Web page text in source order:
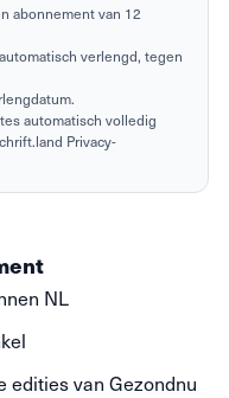
abonnement van 12
verlengd, tegen
automatisch volledig
Privacy-
NL
edities van Gezondnu